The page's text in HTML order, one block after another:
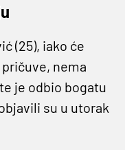
(25), iako će
nema
je odbio bogatu
su u utorak